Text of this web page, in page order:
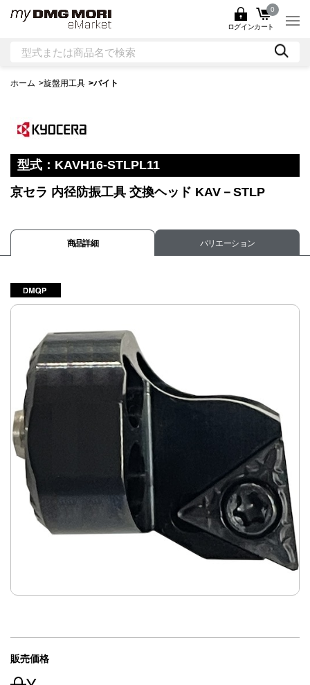
ログイン
0
カート
ホーム >旋盤用工具 >バイト
型式： KAVH16-STLPL11
京セラ 内径防振工具 交換ヘッド KAV－STLP
商品詳細 バリエーション
販売価格